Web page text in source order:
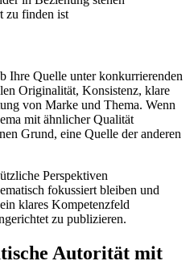
zu finden ist
Ihre Quelle unter konkurrierenden
Originalität, Konsistenz, klare
von Marke und Thema. Wenn
mit ähnlicher Qualität
Grund, eine Quelle der anderen
Perspektiven
fokussiert bleiben und
klares Kompetenzfeld
zu publizieren.
Autorität mit